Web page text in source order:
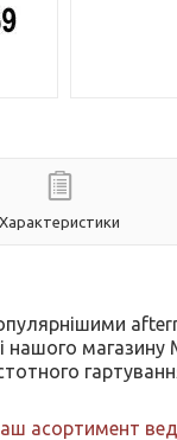
Характеристики
нашого
асортимент